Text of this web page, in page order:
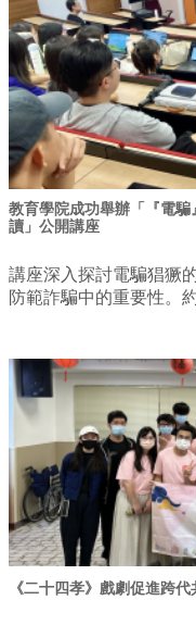
教育學院成功舉辦「『電
讀」公開講座
講座深入探討電騙猖獗
防範詐騙中的重要性。
《二十四孝》戲劇促進跨代